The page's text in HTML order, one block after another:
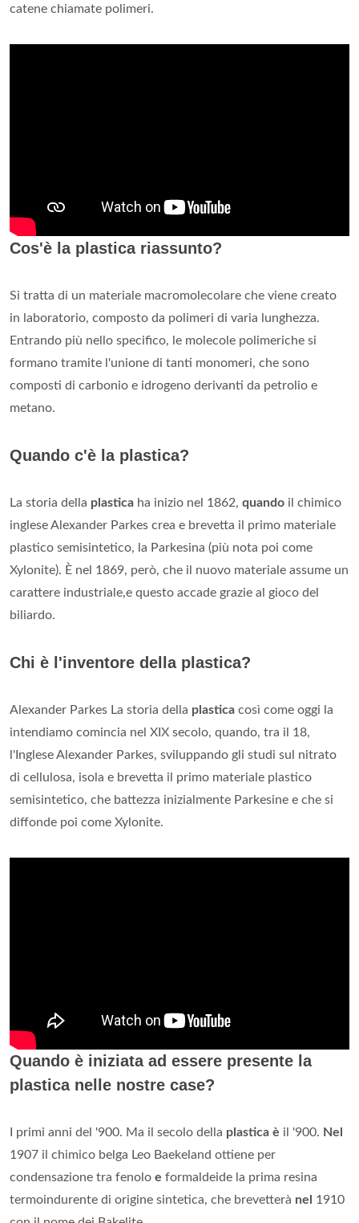
catene chiamate polimeri.
Cos'è la plastica riassunto?
Si tratta di un materiale macromolecolare che viene creato
in laboratorio, composto da polimeri di varia lunghezza.
Entrando più nello specifico, le molecole polimeriche si
formano tramite l'unione di tanti monomeri, che sono
composti di carbonio e idrogeno derivanti da petrolio e
metano.
Quando c'è la plastica?
La storia della plastica ha inizio nel 1862, quando il chimico
inglese Alexander Parkes crea e brevetta il primo materiale
plastico semisintetico, la Parkesina (più nota poi come
Xylonite). È nel 1869, però, che il nuovo materiale assume un
carattere industriale,e questo accade grazie al gioco del
biliardo.
Chi è l'inventore della plastica?
Alexander Parkes La storia della plastica così come oggi la
intendiamo comincia nel XIX secolo, quando, tra il 18,
l'Inglese Alexander Parkes, sviluppando gli studi sul nitrato
di cellulosa, isola e brevetta il primo materiale plastico
semisintetico, che battezza inizialmente Parkesine e che si
diffonde poi come Xylonite.
Quando è iniziata ad essere presente la
plastica nelle nostre case?
I primi anni del '900. Ma il secolo della plastica è il '900. Nel
1907 il chimico belga Leo Baekeland ottiene per
condensazione tra fenolo e formaldeide la prima resina
termoindurente di origine sintetica, che brevetterà nel
1910